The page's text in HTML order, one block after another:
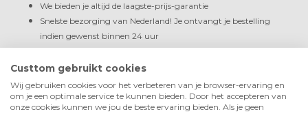
We bieden je altijd de laagste-prijs-garantie
Snelste bezorging van Nederland! Je ontvangt je bestelling
indien gewenst binnen 24 uur
Niet goed? Geld terug! Geen gezeur
Als beste beoordeeld door onze klanten met een 4,9 van 5!
En dé keuze van professionals
Wij leveren alle producten altijd met een GRATIS
ophangsysteem en kant en klaar geleverd
Custtom gebruikt cookies
Wij gebruiken cookies voor het verbeteren van je browser-ervaring en
om je een optimale service te kunnen bieden. Door het accepteren van
onze cookies kunnen we jou de beste ervaring bieden. Als je geen